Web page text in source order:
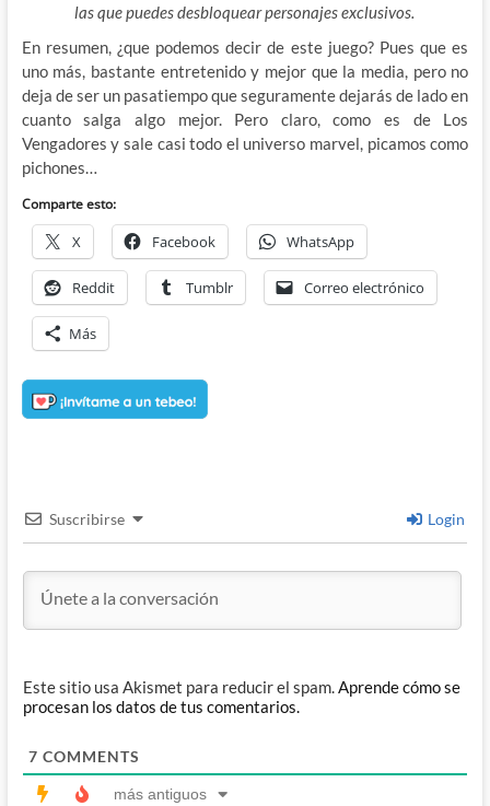
las que puedes desbloquear personajes exclusivos.
En resumen, ¿que podemos decir de este juego? Pues que es
uno más, bastante entretenido y mejor que la media, pero no
deja de ser un pasatiempo que seguramente dejarás de lado en
cuanto salga algo mejor. Pero claro, como es de Los
Vengadores y sale casi todo el universo marvel, picamos como
pichones…
Comparte esto:
X Facebook WhatsApp
Reddit Tumblr Correo electrónico
Más
Suscribirse Login
Este sitio usa Akismet para reducir el spam.Aprende cómo se
procesan los datos de tus comentarios.
7 COMMENTS
más antiguos